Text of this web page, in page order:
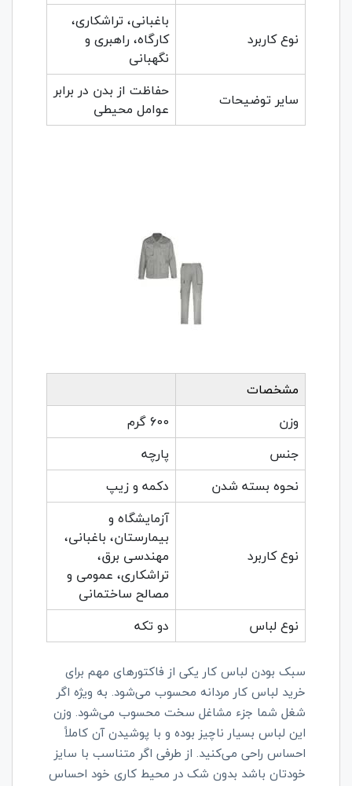
نوع کاربرد
باغبانی، تراشکاری،
کارگاه، راهبری و
نگهبانی
سایر توضیحات
حفاظت از بدن در برابر
عوامل محیطی
مشخصات
وزن
600 گرم
جنس
پارچه
نحوه بسته شدن
دکمه و زیپ
نوع کاربرد
آزمایشگاه و
بیمارستان، باغبانی،
مهندسی برق،
تراشکاری، عمومی و
مصالح ساختمانی
نوع لباس
دو تکه
سبک بودن لباس کار یکی از فاکتورهای مهم برای
خرید لباس کار مردانه محسوب می‌شود. به ویژه اگر
شغل شما جزء مشاغل سخت محسوب می‌شود. وزن
این لباس بسیار ناچیز بوده و با پوشیدن آن کاملاً
احساس راحی می‌کنید. از طرفی اگر متناسب با سایز
خودتان باشد بدون شک در محیط کاری خود احساس